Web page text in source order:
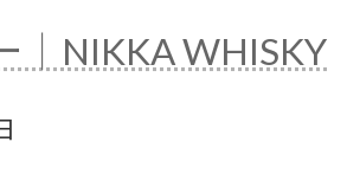
｜NIKKA WHISKY